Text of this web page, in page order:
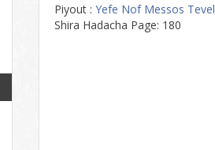
Piyout :Yefe Nof Messos Tevel
Shira Hadacha Page: 180